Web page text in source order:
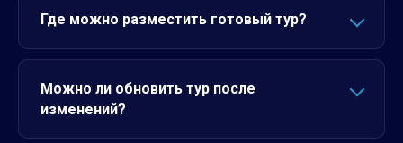
Где можно разместить готовый тур?
Можно ли обновить тур после
изменений?